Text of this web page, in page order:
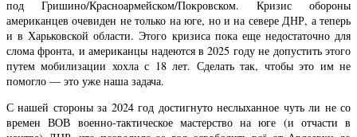
под Гришино/Красноармейском/Покровском. Кризис обороны
американцев очевиден не только на юге, но и на севере ДНР, а теперь
и в Харьковской области. Этого кризиса пока еще недостаточно для
слома фронта, и американцы надеются в 2025 году не допустить этого
путем мобилизации хохла с 18 лет. Сделать так, чтобы это им не
помогло — это уже наша задача.
С нашей стороны за 2024 год достигнуто неслыханное чуть ли не со
времен ВОВ военно-тактическое мастерство на юге (и отчасти в